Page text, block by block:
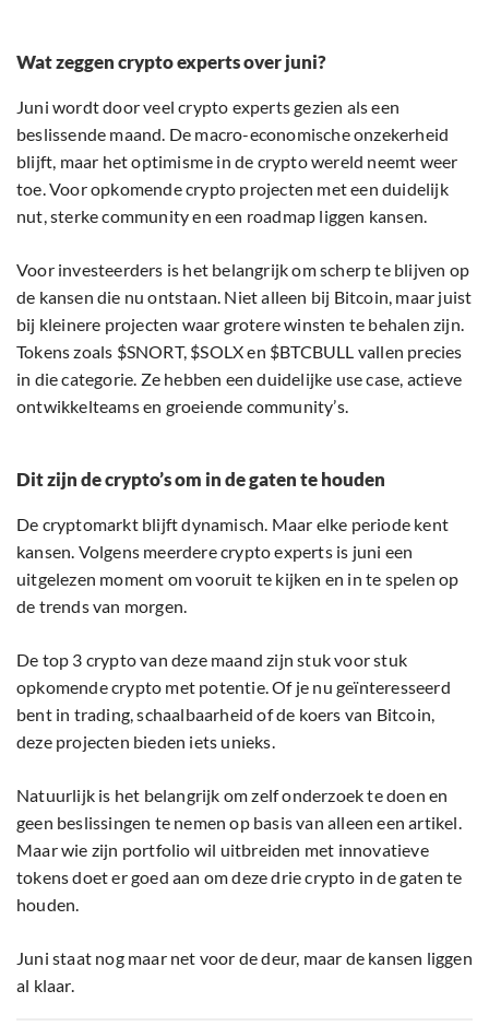
Wat zeggen crypto experts over juni?
Juni wordt door veel crypto experts gezien als een
beslissende maand. De macro-economische onzekerheid
blijft, maar het optimisme in de crypto wereld neemt weer
toe. Voor opkomende crypto projecten met een duidelijk
nut, sterke community en een roadmap liggen kansen.
Voor investeerders is het belangrijk om scherp te blijven op
de kansen die nu ontstaan. Niet alleen bij Bitcoin, maar juist
bij kleinere projecten waar grotere winsten te behalen zijn.
Tokens zoals $SNORT, $SOLX en $BTCBULL vallen precies
in die categorie. Ze hebben een duidelijke use case, actieve
ontwikkelteams en groeiende community’s.
Dit zijn de crypto’s om in de gaten te houden
De cryptomarkt blijft dynamisch. Maar elke periode kent
kansen. Volgens meerdere crypto experts is juni een
uitgelezen moment om vooruit te kijken en in te spelen op
de trends van morgen.
De top 3 crypto van deze maand zijn stuk voor stuk
opkomende crypto met potentie. Of je nu geïnteresseerd
bent in trading, schaalbaarheid of de koers van Bitcoin,
deze projecten bieden iets unieks.
Natuurlijk is het belangrijk om zelf onderzoek te doen en
geen beslissingen te nemen op basis van alleen een artikel.
Maar wie zijn portfolio wil uitbreiden met innovatieve
tokens doet er goed aan om deze drie crypto in de gaten te
houden.
Juni staat nog maar net voor de deur, maar de kansen liggen
al klaar.